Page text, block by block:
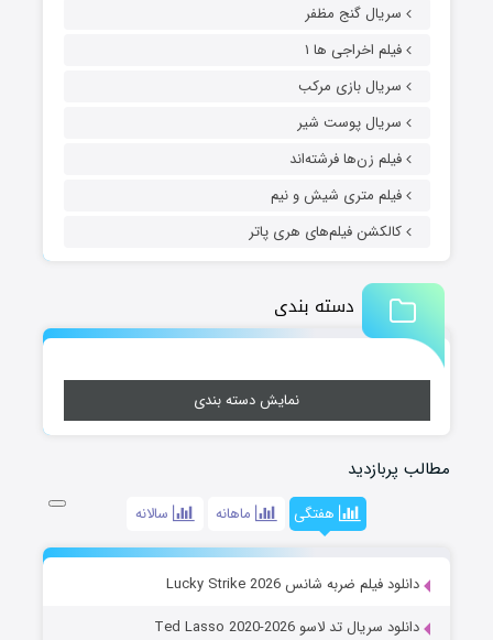
سریال گنج مظفر
فیلم اخراجی ها ۱
سریال بازی مرکب
سریال پوست شیر
فیلم زن‌ها فرشته‌اند
فیلم متری شیش و نیم
کالکشن فیلم‌های هری پاتر
دسته بندی
نمایش دسته بندی
مطالب پربازدید
هفتگی ماهانه سالانه
دانلود فیلم ضربه شانس Lucky Strike 2026
دانلود سریال تد لاسو Ted Lasso 2020-2026